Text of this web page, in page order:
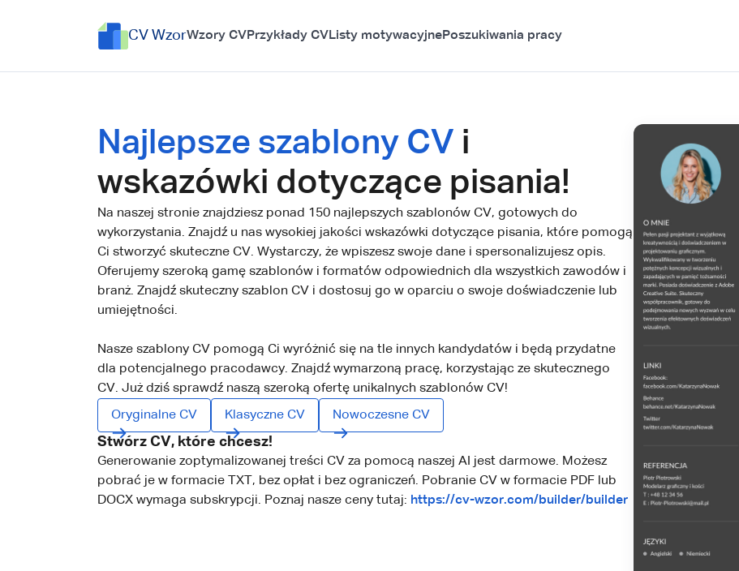
CV WzorWzory CVPrzykłady CVListy motywacyjnePoszukiwania pracy
Najlepsze szablony CV i
wskazówki dotyczące pisania!
Na naszej stronie znajdziesz ponad 150 najlepszych szablonów CV, gotowych do
wykorzystania. Znajdź u nas wysokiej jakości wskazówki dotyczące pisania, które pomogą
Ci stworzyć skuteczne CV. Wystarczy, że wpiszesz swoje dane i spersonalizujesz opis.
Oferujemy szeroką gamę szablonów i formatów odpowiednich dla wszystkich zawodów i
branż. Znajdź skuteczny szablon CV i dostosuj go w oparciu o swoje doświadczenie lub
umiejętności.
Nasze szablony CV pomogą Ci wyróżnić się na tle innych kandydatów i będą przydatne
dla potencjalnego pracodawcy. Znajdź wymarzoną pracę, korzystając ze skutecznego
CV. Już dziś sprawdź naszą szeroką ofertę unikalnych szablonów CV!
Oryginalne CV Klasyczne CV Nowoczesne CV
Stwórz CV, które chcesz!
Generowanie zoptymalizowanej treści CV za pomocą naszej AI jest darmowe. Możesz
pobrać je w formacie TXT, bez opłat i bez ograniczeń. Pobranie CV w formacie PDF lub
DOCX wymaga subskrypcji. Poznaj nasze ceny tutaj: https://cv-wzor.com/builder/builder